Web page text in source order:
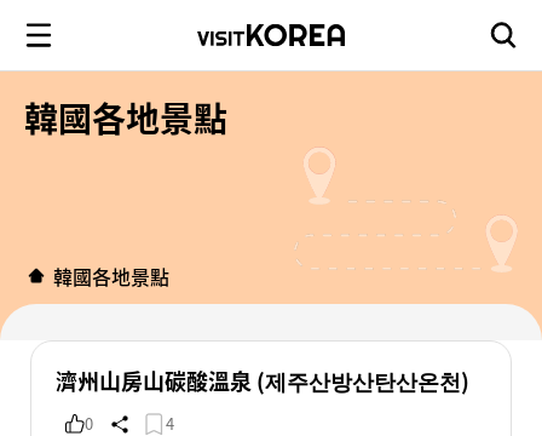
韓國各地景點
韓國各地景點
濟州山房山碳酸溫泉 (제주산방산탄산온천)
0 4